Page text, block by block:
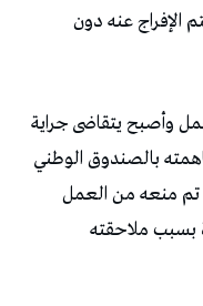
الإفراج عنه دون
وأصبح يتقاضى جراية
بالصندوق الوطني
تم منعه من العمل
بسبب ملاحقته